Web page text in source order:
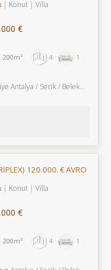
Konut Villa
€
200m² 4 1
Antalya / Serik/ Belek
120.000. € AVRO
Konut Villa
€
200m² 4 1